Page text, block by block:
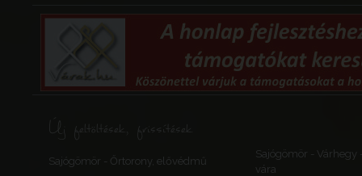
Új feltöltések, frissítések
Sajógömör - Őrtorony, elővédmű
Sajógömör - Várhegy
vára